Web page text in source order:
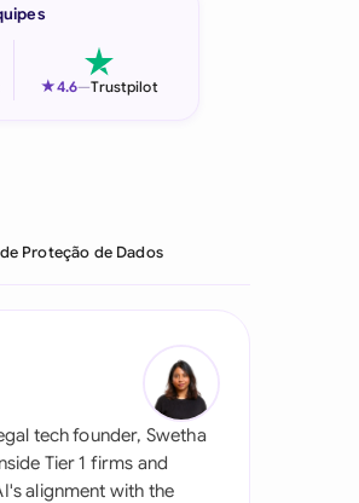
★4.6—Trustpilot
Proteção de Dados
tech founder, Swetha
Tier 1 firms and
alignment with the